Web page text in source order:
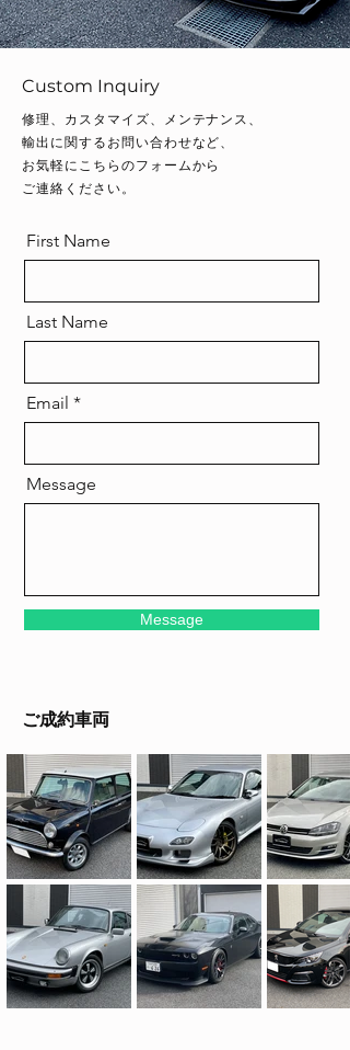
Custom Inquiry
修理、カスタマイズ、メンテナンス、
輸出に関するお問い合わせなど、
お気軽にこちらのフォームから
ご連絡ください。
First Name
Last Name
Email
Message
Message
ご成約車両